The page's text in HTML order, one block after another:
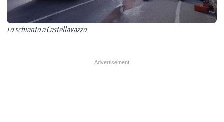
Lo schianto a Castellavazzo